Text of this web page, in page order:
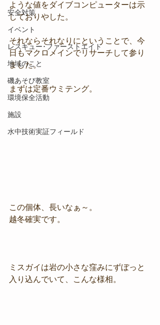
安全対策
イベント
レスキュー･ファーストエイド
地域のこと
磯あそび教室
環境保全活動
施設
水中技術実証フィールド
ような値をダイブコンピューターは示
しておりやした。
それならそれなりにということで、今
日もマクロメインでリサーチして参り
ました。
まずは定番ウミテング。
この個体、長いなぁ～。
越冬確実です。
ミスガイは岩の小さな窪みにずぼっと
入り込んでいて、こんな様相。